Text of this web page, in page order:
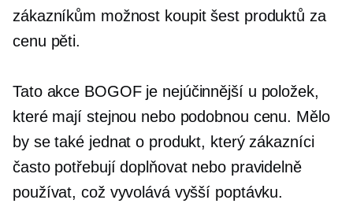
zákazníkům možnost koupit šest produktů za
cenu pěti.
Tato akce BOGOF je nejúčinnější u položek,
které mají stejnou nebo podobnou cenu. Mělo
by se také jednat o produkt, který zákazníci
často potřebují doplňovat nebo pravidelně
používat, což vyvolává vyšší poptávku.